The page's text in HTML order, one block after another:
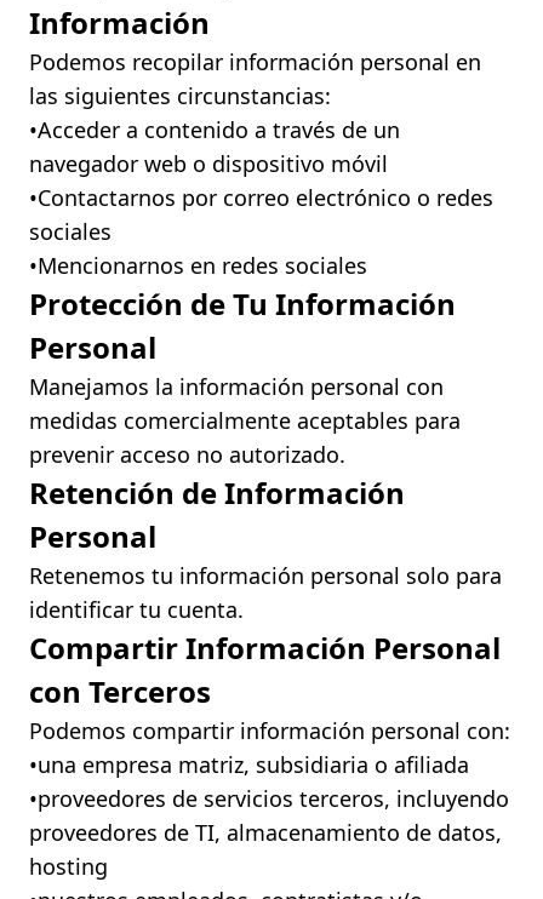
Información
Podemos recopilar información personal en
las siguientes circunstancias:
•ㅤAcceder a contenido a través de un
navegador web o dispositivo móvil
•ㅤContactarnos por correo electrónico o redes
sociales
•ㅤMencionarnos en redes sociales
Protección de Tu Información
Personal
Manejamos la información personal con
medidas comercialmente aceptables para
prevenir acceso no autorizado.
Retención de Información
Personal
Retenemos tu información personal solo para
identificar tu cuenta.
Compartir Información Personal
con Terceros
Podemos compartir información personal con:
•ㅤuna empresa matriz, subsidiaria o afiliada
•ㅤproveedores de servicios terceros, incluyendo
proveedores de TI, almacenamiento de datos,
hosting